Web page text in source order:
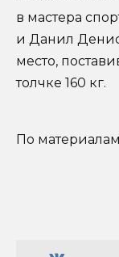
в мастера
и Данил
место,
толчке 160 кг.
По